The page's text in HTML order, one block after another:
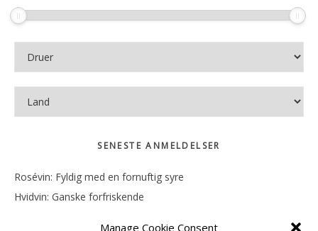
Manage Cookie Consent
SENESTE ANMELDELSER
Rosévin: Fyldig med en fornuftig syre
Hvidvin: Ganske forfriskende